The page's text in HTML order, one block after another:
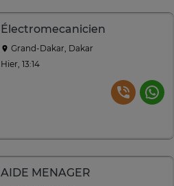
Électromecanicien
Grand-Dakar, Dakar
Hier, 13:14
AIDE MENAGER